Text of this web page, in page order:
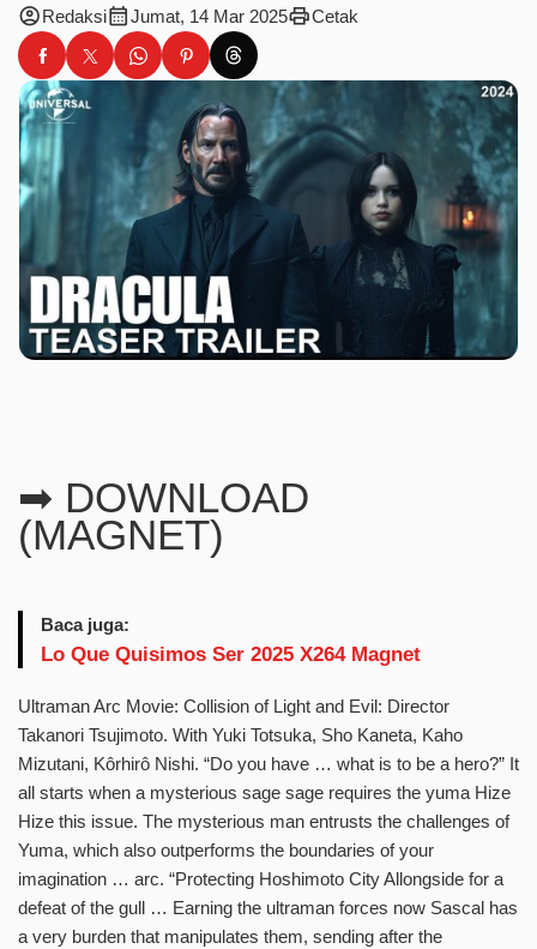
account_circleRedaksicalendar_monthJumat, 14 Mar 2025printCetak
➡ DOWNLOAD
(MAGNET)
Baca juga:
Lo Que Quisimos Ser 2025 X264 Magnet
Ultraman Arc Movie: Collision of Light and Evil: Director
Takanori Tsujimoto. With Yuki Totsuka, Sho Kaneta, Kaho
Mizutani, Kôrhirô Nishi. “Do you have … what is to be a hero?” It
all starts when a mysterious sage sage requires the yuma Hize
Hize this issue. The mysterious man entrusts the challenges of
Yuma, which also outperforms the boundaries of your
imagination … arc. “Protecting Hoshimoto City Allongside for a
defeat of the gull … Earning the ultraman forces now Sascal has
a very burden that manipulates them, sending after the